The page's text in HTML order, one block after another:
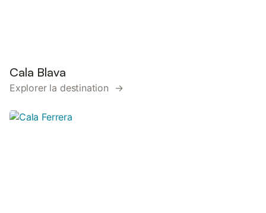
Cala Blava
Explorer la destination →